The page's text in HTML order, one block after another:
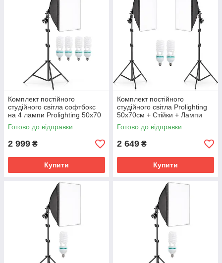
Комплект постійного
студійного світла софтбокс
на 4 лампи Prolighting 50x70
+ Стійка + Лампи 150 Вт.
Готово до відправки
2 999 ₴
Купити
Комплект постійного
студійного світла Prolighting
50х70см + Стійки + Лампи
150 Вт.
Готово до відправки
2 649 ₴
Купити